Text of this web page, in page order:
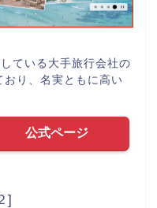
ている大手旅行会社の
り、名実ともに高い
公式ページ
]